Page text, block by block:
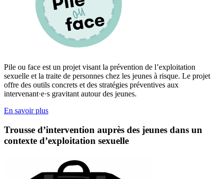
Pile ou face est un projet visant la prévention de l’exploitation
sexuelle et la traite de personnes chez les jeunes à risque. Le projet
offre des outils concrets et des stratégies préventives aux
intervenant·e·s gravitant autour des jeunes.
En savoir plus
Trousse d’intervention auprès des jeunes dans un
contexte d’exploitation sexuelle